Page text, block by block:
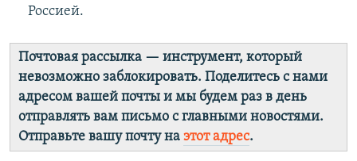
Россией.
Почтовая рассылка — инструмент, который
невозможно заблокировать. Поделитесь с нами
адресом вашей почты и мы будем раз в день
отправлять вам письмо с главными новостями.
Отправьте вашу почту на этот адрес.